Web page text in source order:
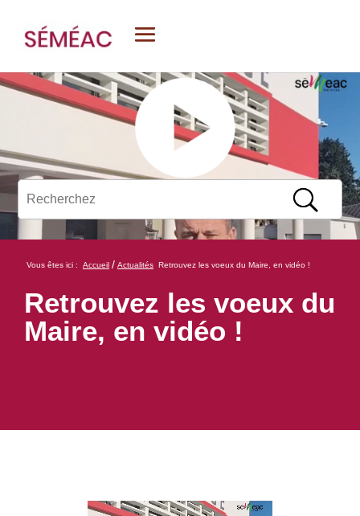
Vous êtes ici : Accueil / Actualités Retrouvez les voeux du Maire, en vidéo !
Retrouvez les voeux du
Maire, en vidéo !